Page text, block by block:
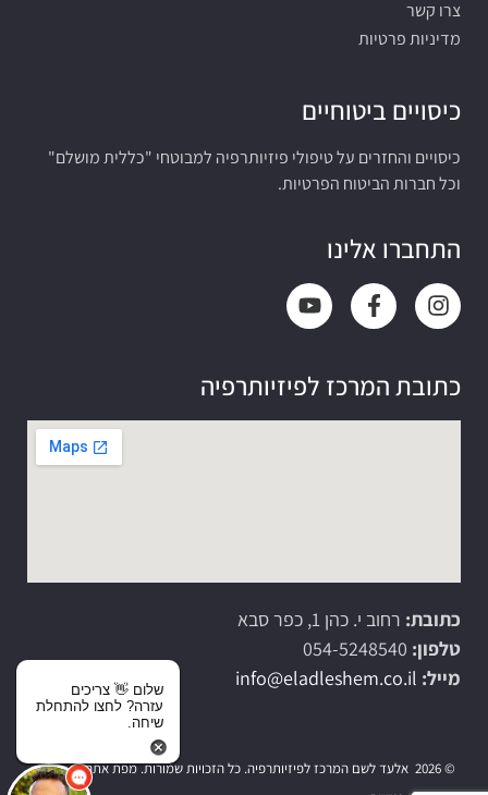
צרו קשר
מדיניות פרטיות
כיסויים ביטוחיים
כיסויים והחזרים על טיפולי פיזיותרפיה למבוטחי "כללית מושלם"
וכל חברות הביטוח הפרטיות.
התחברו אלינו
כתובת המרכז לפיזיותרפיה
כתובת: רחוב י. כהן 1, כפר סבא
טלפון:
מייל: info@eladleshem.co.il
© 2026 אלעד לשם המרכז לפיזיותרפיה. כל הזכויות שמורות.
מפת אתר
שלום 👋 צריכים
עזרה? לחצו להתחלת
שיחה.